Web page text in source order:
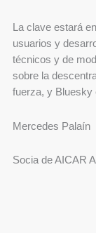
La clave estará
usuarios y
técnicos y de
sobre la
fuerza, y Bluesky
Mercedes Palaín
Socia de AICAR